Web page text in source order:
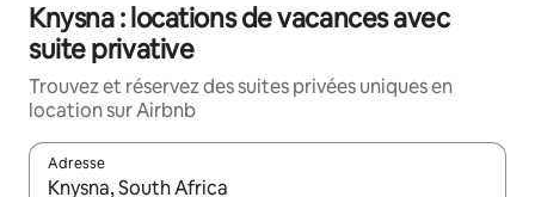
Knysna : locations de vacances avec
suite privative
Trouvez et réservez des suites privées uniques en
location sur Airbnb
Adresse
Lorsque les résultats s'affichent, utilisez les flèches vers le